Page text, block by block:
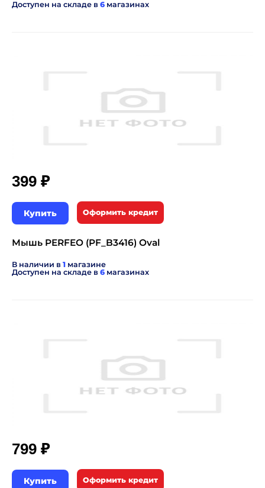
Доступен на складе в 6 магазинах
399 ₽
Купить Оформить кредит
Мышь PERFEO (PF_B3416) Oval
В наличии в 1 магазине
Доступен на складе в 6 магазинах
799 ₽
Купить Оформить кредит